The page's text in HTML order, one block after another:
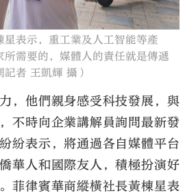
星表示，重工業及人工智能等產
需要的，媒體人的責任就是傳遞
者 王凱輝 攝）
，他們親身感受科技發展，與
不時向企業講解員詢問最新發
紛表示，將通過各自媒體平台
華人和國際友人，積極扮演好
菲律賓華商縱橫社長黃棟星表